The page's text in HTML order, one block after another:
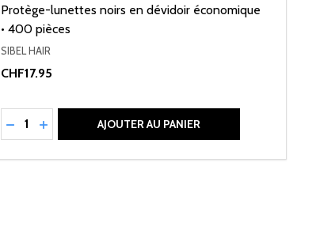
Protège-lunettes noirs en dévidoir économique
• 400 pièces
SIBEL HAIR
CHF17.95
Quantité:
RÉDUIRE LA QUANTITÉ DE UNDEFINED
AUGMENTER LA QUANTITÉ DE UNDEFINED
AJOUTER AU PANIER